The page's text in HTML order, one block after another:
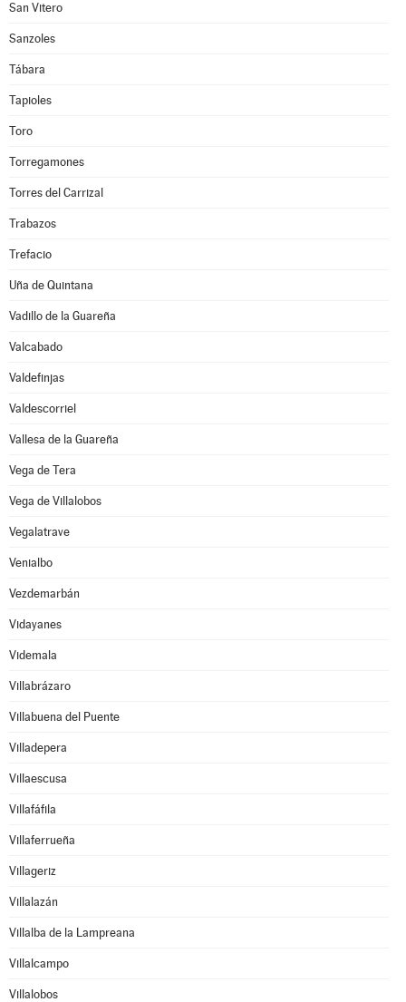
San Vitero
Sanzoles
Tábara
Tapioles
Toro
Torregamones
Torres del Carrizal
Trabazos
Trefacio
Uña de Quintana
Vadillo de la Guareña
Valcabado
Valdefinjas
Valdescorriel
Vallesa de la Guareña
Vega de Tera
Vega de Villalobos
Vegalatrave
Venialbo
Vezdemarbán
Vidayanes
Videmala
Villabrázaro
Villabuena del Puente
Villadepera
Villaescusa
Villafáfila
Villaferrueña
Villageriz
Villalazán
Villalba de la Lampreana
Villalcampo
Villalobos